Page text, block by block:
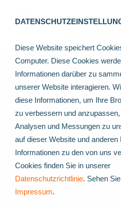
Diese Website speichert
Computer. Diese Cookies
Informationen darüber zu
unserer Website interagieren.
diese Informationen, um Ihre
zu verbessern und
Analysen und Messungen zu
auf dieser Website und anderen
Informationen zu den von uns
Cookies finden Sie in unserer
Datenschutzrichtlinie. Sehen
Impressum.